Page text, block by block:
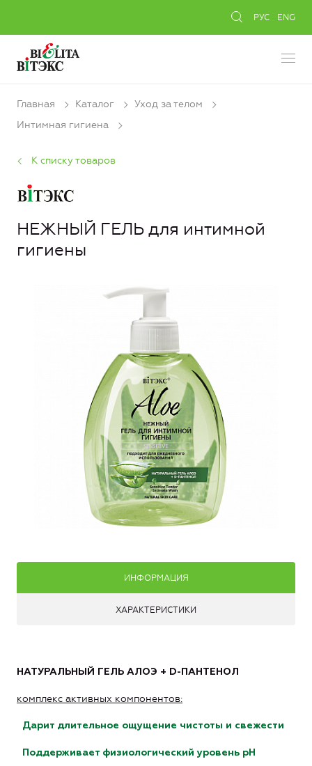
РУС ENG
Главная Каталог
Уход за телом
Интимная гигиена
К списку товаров
НЕЖНЫЙ ГЕЛЬ для интимной
гигиены
ИНФОРМАЦИЯ
ХАРАКТЕРИСТИКИ
НАТУРАЛЬНЫЙ ГЕЛЬ АЛОЭ + D-ПАНТЕНОЛ
комплекс активных компонентов:
Дарит длительное ощущение чистоты и свежести
Поддерживает физиологический уровень pН